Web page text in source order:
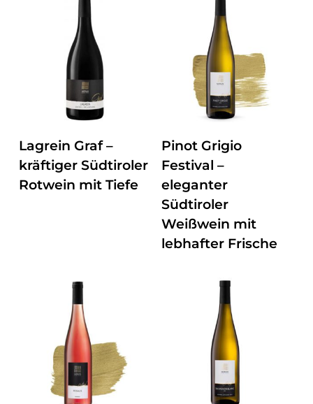
Lagrein Graf –
kräftiger Südtiroler
Rotwein mit Tiefe
Pinot Grigio
Festival –
eleganter
Südtiroler
Weißwein mit
lebhafter Frische